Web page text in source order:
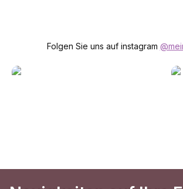
Folgen Sie uns auf instagram